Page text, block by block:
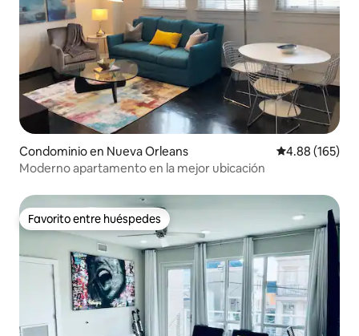
Condominio en Nueva Orleans Calificación
4.88 (165)
Moderno apartamento en la mejor ubicación
Favorito entre huéspedes
Favorito entre huéspedes